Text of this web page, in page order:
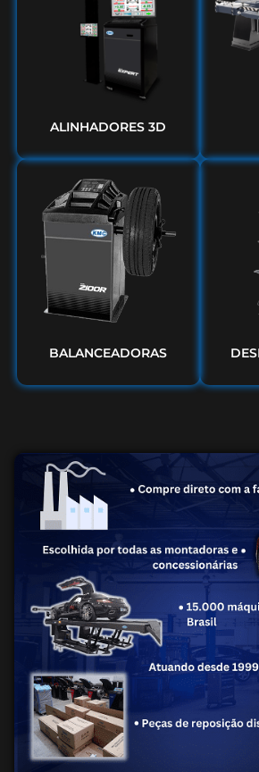
ALINHADORES 3D
BALANCEADORAS